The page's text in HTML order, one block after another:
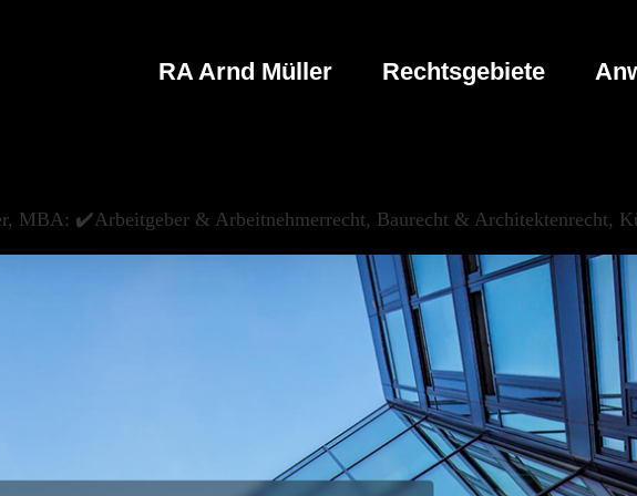
RA Arnd Müller Rechtsgebiete
MBA: ✔️Arbeitgeber & Arbeitnehmerrecht, Baurecht & Architektenrecht,